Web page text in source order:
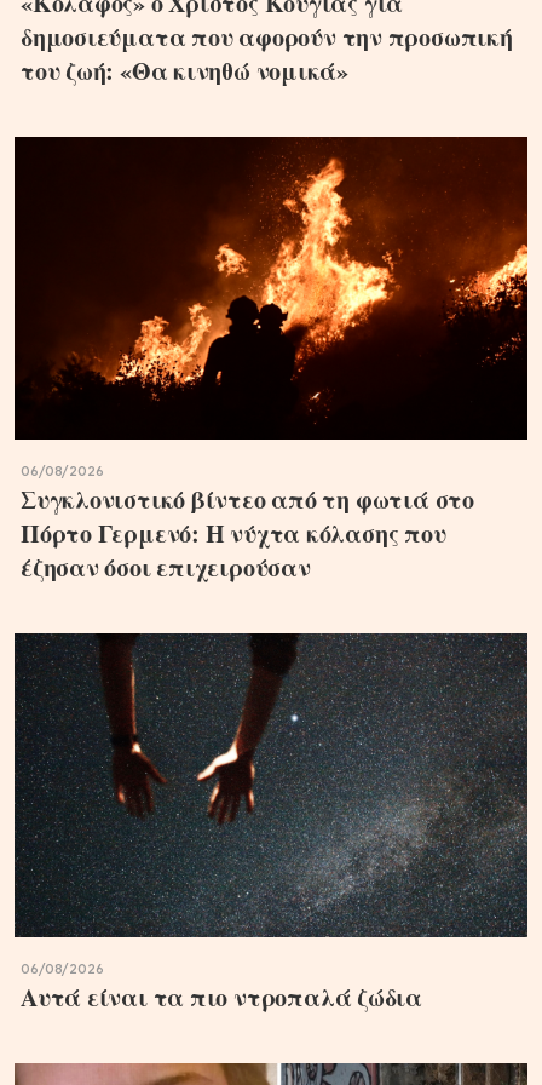
δημοσιεύματα που αφορούν την προσωπική
του ζωή: «Θα κινηθώ νομικά»
06/08/2026
Συγκλονιστικό βίντεο από τη φωτιά στο
Πόρτο Γερμενό: Η νύχτα κόλασης που
έζησαν όσοι επιχειρούσαν
06/08/2026
Αυτά είναι τα πιο ντροπαλά ζώδια